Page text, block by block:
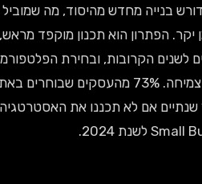
מחדש מהיסוד, מה שמוביל
הוא תכנון מוקפד מראש, תוך
הקרובות, ובחירת הפלטפורמה
והמבנה הנכונים שיאפשרו צמיחה. 73% מהעסקים שבוחרים באתר דף
לא תכננו את האסטרטגיה, לפי